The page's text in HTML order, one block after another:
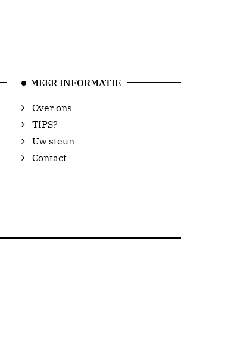
MEER INFORMATIE
Over ons
TIPS?
Uw steun
Contact